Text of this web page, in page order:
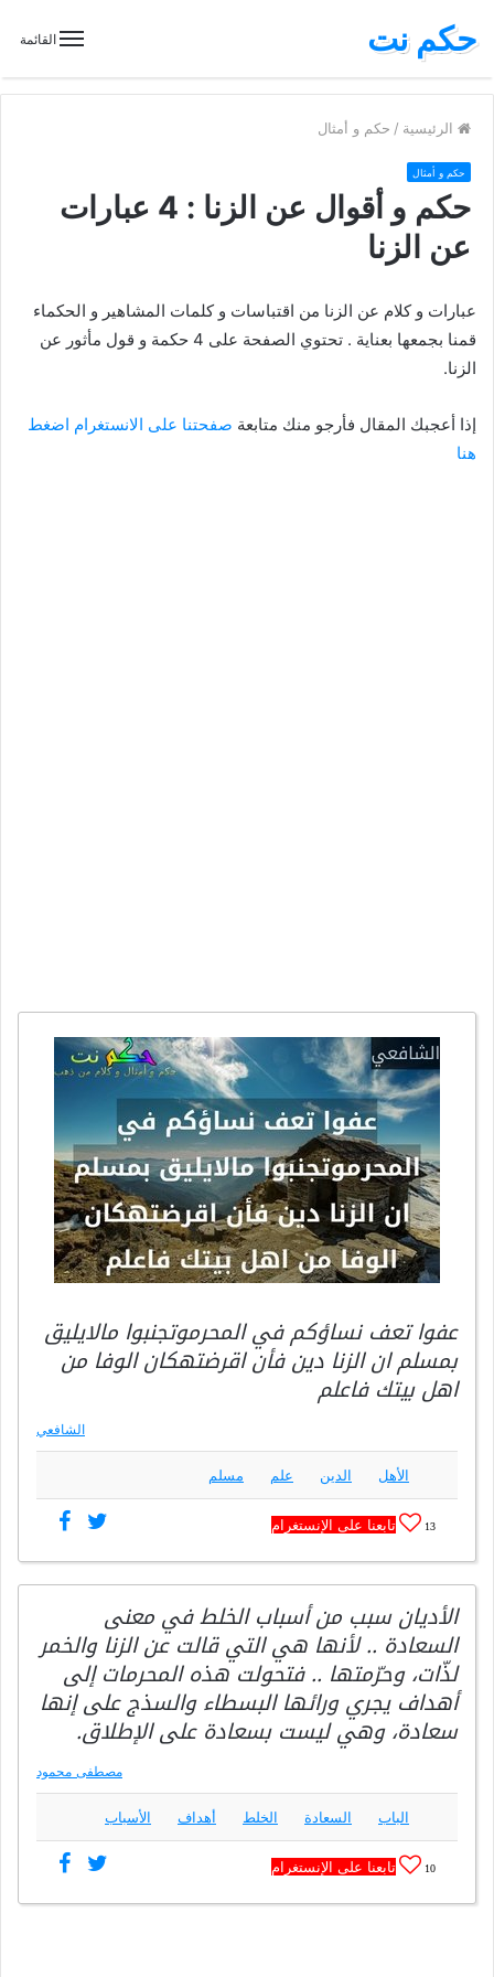
القائمة حكم نت
الرئيسية / حكم و أمثال
حكم و أمثال
حكم و أقوال عن الزنا : 4 عبارات
عن الزنا
عبارات و كلام عن الزنا من اقتباسات و كلمات المشاهير و الحكماء
قمنا بجمعها بعناية . تحتوي الصفحة على 4 حكمة و قول مأثور عن
الزنا.
إذا أعجبك المقال فأرجو منك متابعة صفحتنا على الانستغرام اضغط
هنا
عفوا تعف نساؤكم في المحرموتجنبوا مالايليق
بمسلم ان الزنا دين فأن اقرضتهكان الوفا من
اهل بيتك فاعلم
الشافعي
الأهل الدين علم مسلم
13 تابعنا على الإنستغرام
الأديان سبب من أسباب الخلط في معنى
السعادة .. لأنها هي التي قالت عن الزنا والخمر
لذّات، وحرّمتها .. فتحولت هذه المحرمات إلى
أهداف يجري ورائها البسطاء والسذج على إنها
سعادة، وهي ليست بسعادة على الإطلاق.
مصطفى محمود
الباب السعادة الخلط أهداف الأسباب
10 تابعنا على الإنستغرام